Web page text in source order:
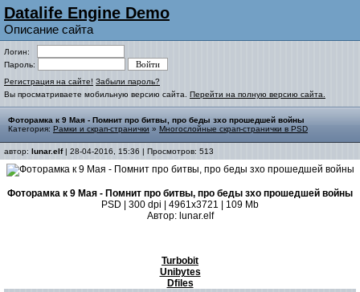
Datalife Engine Demo
Описание сайта
Логин:
Пароль:
Регистрация на сайте! Забыли пароль?
Вы просматриваете мобильную версию сайта. Перейти на полную версию сайта.
Фоторамка к 9 Мая - Помнит про битвы, про беды зхо прошедшей войны
Категория: Рамки и скрап-странички » Многослойные скрап-странички в PSD
автор: lunar.elf| 28-04-2016, 15:36 | Просмотров: 513
Фоторамка к 9 Мая - Помнит про битвы, про беды зхо прошедшей войны
PSD | 300 dpi | 4961x3721 | 109 Мb
Автор: lunar.elf
Turbobit
Unibytes
Dfiles